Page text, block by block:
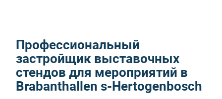
Профессиональный
застройщик выставочных
стендов для мероприятий в
Brabanthallen s-Hertogenbosch